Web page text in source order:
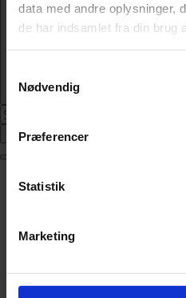
data med andre oplysninger,
de har indsamlet fra din brug
Nødvendig
Præferencer
Statistik
Marketing
Abonnér
Nyheder
Livsstil
Økonomi